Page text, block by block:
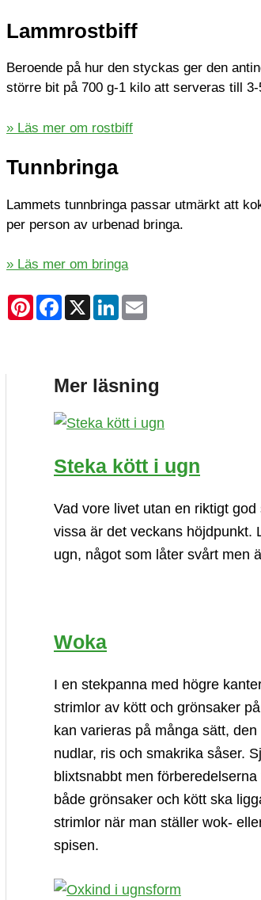
Lammrostbiff
Beroende på hur den styckas ger den
större bit på 700 g-1 kilo att serveras till
» Läs mer om rostbiff
Tunnbringa
Lammets tunnbringa passar utmärkt att
per person av urbenad bringa.
» Läs mer om bringa
PinterestFacebook
X LinkedIn
Mer läsning
Steka kött i ugn
Vad vore livet utan en riktigt
vissa är det veckans höjdpunkt.
ugn, något som låter svårt men
Woka
I en stekpanna med högre
strimlor av kött och grönsaker
kan varieras på många sätt,
nudlar, ris och smakrika såser.
blixtsnabbt men
både grönsaker och kött ska
strimlor när man ställer wok-
spisen.